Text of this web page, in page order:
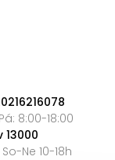
8:00-18:00
Ne 10-18h